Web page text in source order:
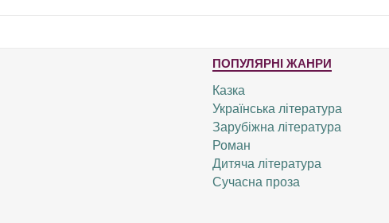
ПОПУЛЯРНІ ЖАНРИ
Казка
Українська література
Зарубіжна література
Роман
Дитяча література
Сучасна проза